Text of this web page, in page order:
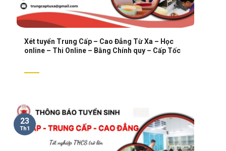
Xét tuyển Trung Cấp – Cao Đẳng Từ Xa – Học
online – Thi Online – Bằng Chính quy – Cấp Tốc
23
Th1